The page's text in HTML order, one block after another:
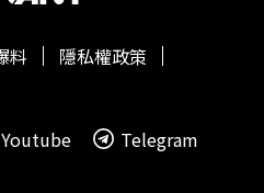
料
隱私權政策
Youtube Telegram